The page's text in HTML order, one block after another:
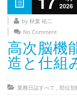
2026
by 秋葉 祐二
No Comment
高次脳機
造と仕組
業務日誌すべて , 部位別